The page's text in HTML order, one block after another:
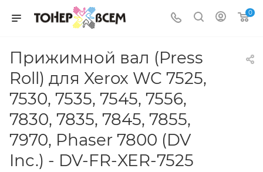
0
Прижимной вал (Press
Roll) для Xerox WC 7525,
7530, 7535, 7545, 7556,
7830, 7835, 7845, 7855,
7970, Phaser 7800 (DV
Inc.) - DV-FR-XER-7525